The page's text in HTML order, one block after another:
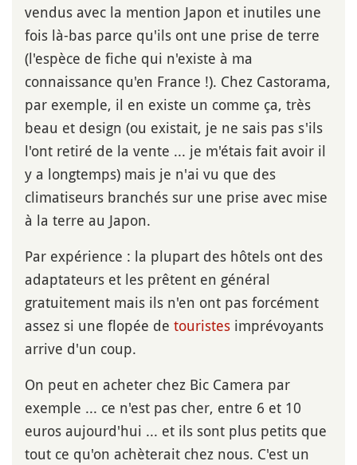
vendus avec la mention Japon et inutiles une
fois là-bas parce qu'ils ont une prise de terre
(l'espèce de fiche qui n'existe à ma
connaissance qu'en France !). Chez Castorama,
par exemple, il en existe un comme ça, très
beau et design (ou existait, je ne sais pas s'ils
l'ont retiré de la vente ... je m'étais fait avoir il
y a longtemps) mais je n'ai vu que des
climatiseurs branchés sur une prise avec mise
à la terre au Japon.
Par expérience : la plupart des hôtels ont des
adaptateurs et les prêtent en général
gratuitement mais ils n'en ont pas forcément
assez si une flopée de touristes imprévoyants
arrive d'un coup.
On peut en acheter chez Bic Camera par
exemple ... ce n'est pas cher, entre 6 et 10
euros aujourd'hui ... et ils sont plus petits que
tout ce qu'on achèterait chez nous. C'est un